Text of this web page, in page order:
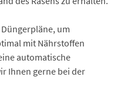
um
mit Nährstoffen
automatische
Ihnen gerne bei der